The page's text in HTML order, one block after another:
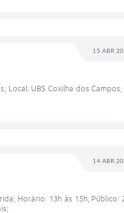
15 ABR
Local: UBS Coxilha dos
14 ABR
Horário: 13h às 15h; Público: